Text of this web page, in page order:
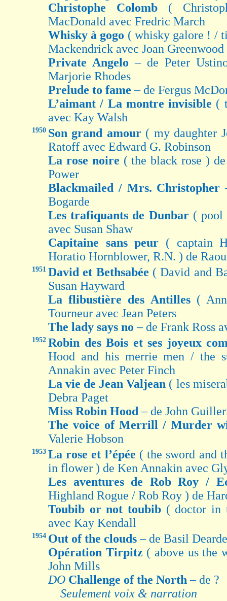
Christophe Colomb (
MacDonald avec Fredric March
Whisky à gogo ( whisky galore ! /
Mackendrick avec Joan Greenwood
Private Angelo– de Peter
Marjorie Rhodes
Prelude to fame– de Fergus
L’aimant / La montre invisible (
avec Kay Walsh
1950 Son grand amour ( my daughter
Ratoff avec Edward G. Robinson
La rose noire ( the black rose )
Power
Blackmailed / Mrs. Christopher
Bogarde
Les trafiquants de Dunbar ( pool
avec Susan Shaw
Capitaine sans peur ( captain
Horatio Hornblower, R.N. ) de
1951 David et Bethsabée ( David and
Susan Hayward
La flibustière des Antilles (
Tourneur avec Jean Peters
The lady says no– de Frank Ross
1952 Robin des Bois et ses joyeux
Hood and his merrie men / the
Annakin avec Peter Finch
La vie de Jean Valjean ( les
Debra Paget
Miss Robin Hood– de John
The voice of Merrill / Murder
Valerie Hobson
1953 La rose et l’épée ( the sword and
in flower ) de Ken Annakin avec
Les aventures de Rob Roy /
Highland Rogue / Rob Roy ) de
Toubib or not toubib ( doctor in
avec Kay Kendall
1954 Out of the clouds– de Basil
Opération Tirpitz ( above us the
John Mills
DO Challenge of the North– de ?
Seulement voix & narration